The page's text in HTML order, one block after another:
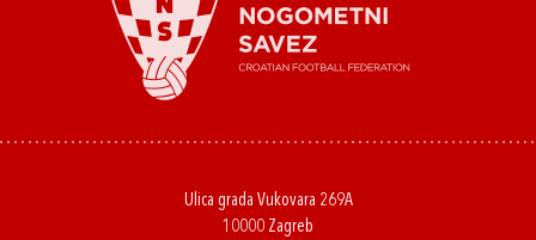
Ulica grada Vukovara 269A
10000 Zagreb